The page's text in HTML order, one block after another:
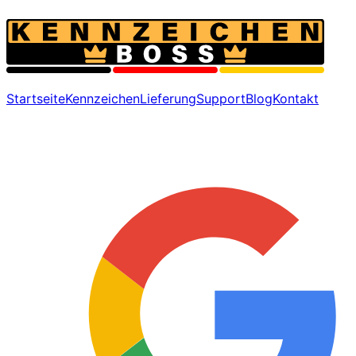
StartseiteKennzeichenLieferungSupportBlogKontakt